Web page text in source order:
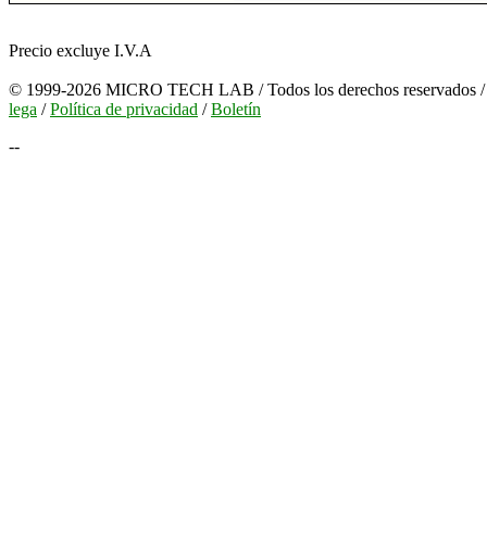
Precio excluye I.V.A
© 1999-2026 MICRO TECH LAB / Todos los derechos reservados /
lega /Política de privacidad /Boletín
--